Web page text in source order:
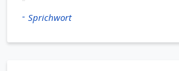
- Sprichwort